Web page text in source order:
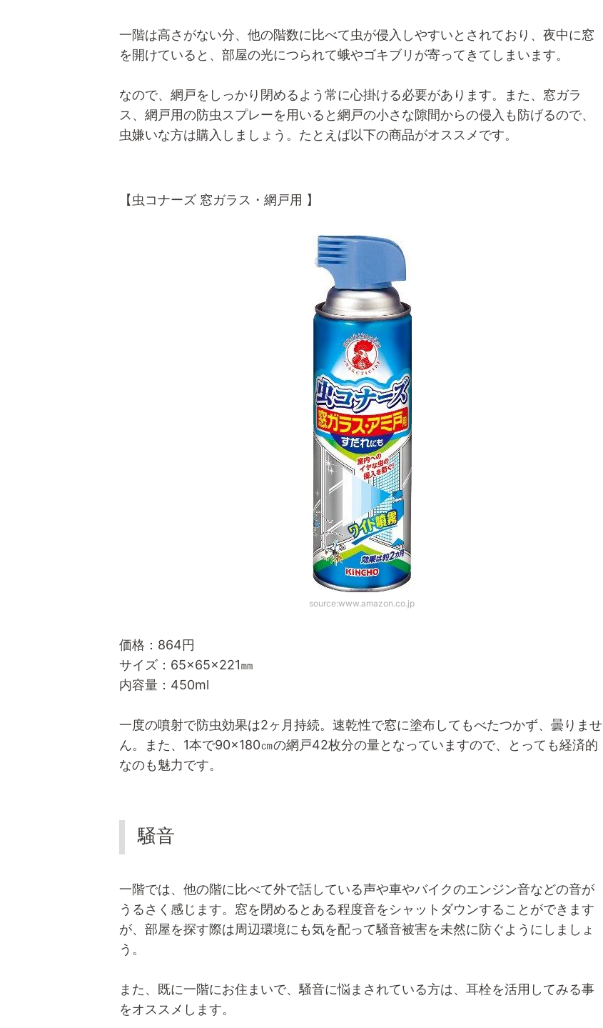
一階は高さがない分、他の階数に比べて虫が侵入しやすいとされており、夜中に窓
を開けていると、部屋の光につられて蛾やゴキブリが寄ってきてしまいます。
なので、網戸をしっかり閉めるよう常に心掛ける必要があります。また、窓ガラ
ス、網戸用の防虫スプレーを用いると網戸の小さな隙間からの侵入も防げるので、
虫嫌いな方は購入しましょう。たとえば以下の商品がオススメです。
【虫コナーズ 窓ガラス・網戸用 】
source:www.amazon.co.jp
価格：864円
サイズ：65×65×221㎜
内容量：450ml
一度の噴射で防虫効果は2ヶ月持続。速乾性で窓に塗布してもべたつかず、曇りませ
ん。また、1本で90×180㎝の網戸42枚分の量となっていますので、とっても経済的
なのも魅力です。
騒音
一階では、他の階に比べて外で話している声や車やバイクのエンジン音などの音が
うるさく感じます。窓を閉めるとある程度音をシャットダウンすることができます
が、部屋を探す際は周辺環境にも気を配って騒音被害を未然に防ぐようにしましょ
う。
また、既に一階にお住まいで、騒音に悩まされている方は、耳栓を活用してみる事
をオススメします。